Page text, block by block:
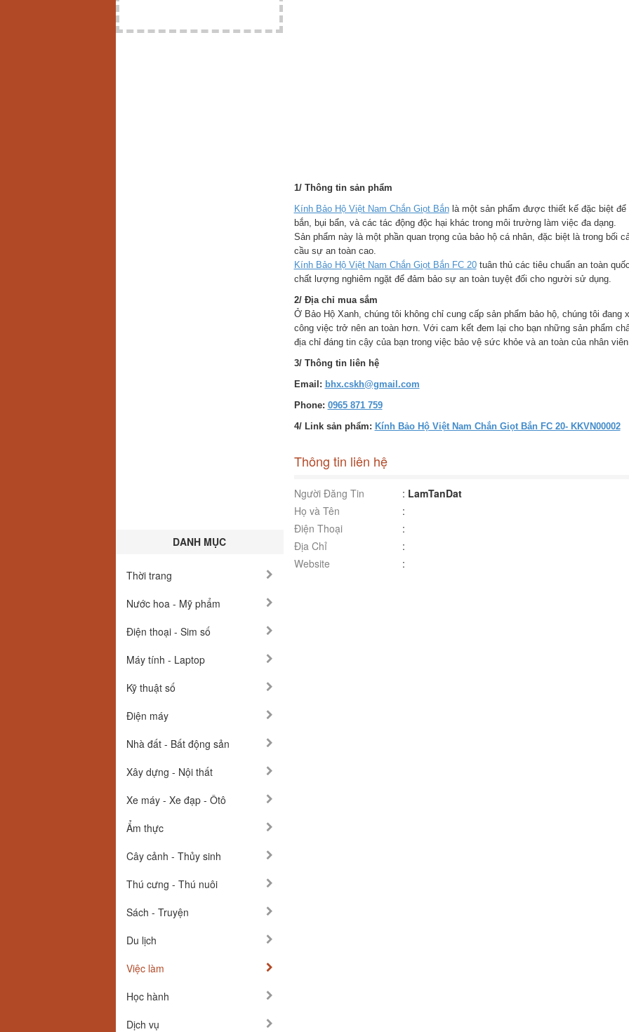
DANH MỤC
Thời trang
Nước hoa - Mỹ phẩm
Điện thoại - Sim số
Máy tính - Laptop
Kỹ thuật số
Điện máy
Nhà đất - Bất động sản
Xây dựng - Nội thất
Xe máy - Xe đạp - Ôtô
Ẩm thực
Cây cảnh - Thủy sinh
Thú cưng - Thú nuôi
Sách - Truyện
Du lịch
Việc làm
Học hành
Dịch vụ
1/ Thông tin sản phẩm
Kính Bảo Hộ Việt Nam Chắn Giọt Bắnlà một sản phẩm được thiết kế đặc biệt
bắn, bụi bẩn, và các tác động độc hại khác trong môi trường làm việc đa dạng.
Sản phẩm này là một phần quan trọng của bảo hộ cá nhân, đặc biệt là trong bối
cầu sự an toàn cao.
Kính Bảo Hộ Việt Nam Chắn Giọt Bắn FC 20tuân thủ các tiêu chuẩn an toàn
chất lượng nghiêm ngặt để đảm bảo sự an toàn tuyệt đối cho người sử dụng.
2/ Địa chỉ mua sắm
Ở Bảo Hộ Xanh, chúng tôi không chỉ cung cấp sản phẩm bảo hộ, chúng tôi
công việc trở nên an toàn hơn. Với cam kết đem lại cho bạn những sản phẩm
địa chỉ đáng tin cậy của bạn trong việc bảo vệ sức khỏe và an toàn của nhân
3/ Thông tin liên hệ
Email: bhx.cskh@gmail.com
Phone: 0965 871 759
4/ Link sản phẩm: Kính Bảo Hộ Việt Nam Chắn Giọt Bắn FC 20- KKVN00002
Thông tin liên hệ
Người Đăng Tin : LamTanDat
Họ và Tên
:
Điện Thoại
:
Địa Chỉ
:
Website
: